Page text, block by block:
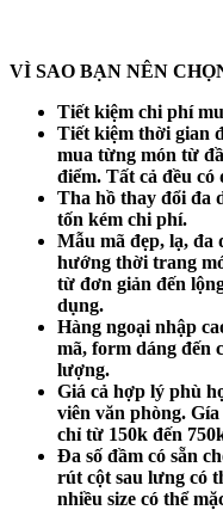
VÌ SAO BẠN NÊN
Tiết kiệm chi phí
Tiết kiệm thời gian
mua từng món từ
điểm. Tất cả đều
Tha hồ thay đổi đa
tốn kém chi phí.
Mẫu mã đẹp, lạ, đa
hướng thời trang
từ đơn giản đến
dụng.
Hàng ngoại nhập
mã, form dáng đến
lượng.
Giá cả hợp lý phù
viên văn phòng.
chỉ từ 150k đến
Đa số đầm có sẵn
rút cột sau lưng có
nhiều size có thể